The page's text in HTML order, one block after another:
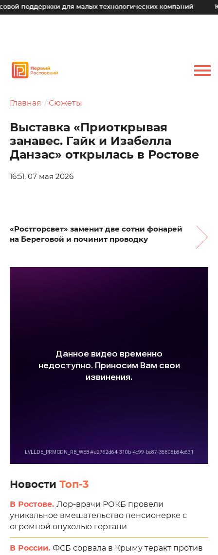
для малых технологических компаний Юрий
Главная Сюжеты
Выставка «Приоткрывая
занавес. Гайк и Изабелла
Данзас» открылась в Ростове
16:51, 07 мая 2026
«Ростгорсвет» заменит две сотни фонарей
на Береговой и починит проводку
Новости Топ-3
В Ростове. Лор-врачи РОКБ провели
уникальное вмешательство пенсионерке с
огромной опухолью гортани
В России. ФСБ сорвала в Крыму теракт против